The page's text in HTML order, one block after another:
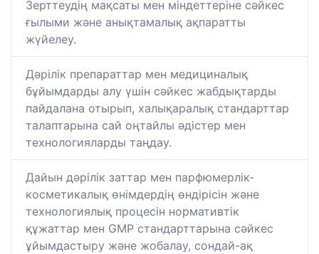
Зерттеудің мақсаты мен міндеттеріне сәйкес
ғылыми және анықтамалық ақпаратты
жүйелеу.
Дәрілік препараттар мен медициналық
бұйымдарды алу үшін сәйкес жабдықтарды
пайдалана отырып, халықаралық стандарттар
талаптарына сай оңтайлы әдістер мен
технологияларды таңдау.
Дайын дәрілік заттар мен парфюмерлік-
косметикалық өнімдердің өндірісін және
технологиялық процесін нормативтік
құжаттар мен GMP стандарттарына сәйкес
ұйымдастыру және жобалау, сондай-ақ